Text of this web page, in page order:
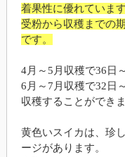
着果性に優れています
受粉から収穫までの
です。
4月～5月収穫で36日
6月～7月収穫で32日
収穫することができま
黄色いスイカは、珍
ージがあります。